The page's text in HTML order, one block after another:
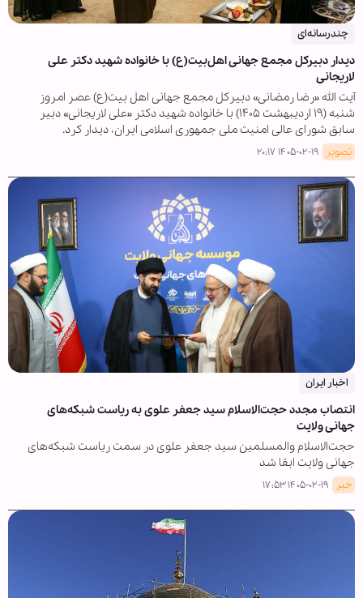
چندرسانه‌ای
دیدار دبیرکل مجمع جهانی اهل‌بیت(ع) با خانواده شهید دکتر علی
لاریجانی
آیت الله «رضا رمضانی» دبیرکل مجمع جهانی اهل بیت(ع) عصر امروز
شنبه (۱۹ اردیبهشت ۱۴۰۵) با خانواده شهید دکتر «علی لاریجانی» دبیر
سابق شورای عالی امنیت ملی جمهوری اسلامی ایران، دیدار کرد.
تصویر ۱۴۰۵-۰۲-۱۹ ۲۰:۱۷
اخبار ایران
انتصاب مجدد حجت‌الاسلام سید جعفر علوی به ریاست شبکه‌های
جهانی ولایت
حجت‌الاسلام والمسلمین سید جعفر علوی در سمت ریاست شبکه‌های
جهانی ولایت ابقا شد
خبر ۱۴۰۵-۰۲-۱۹ ۱۷:۵۳